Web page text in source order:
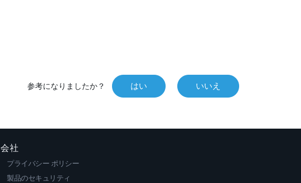
参考になりましたか？ はい いいえ
会社
プライバシー ポリシー
製品のセキュリティ